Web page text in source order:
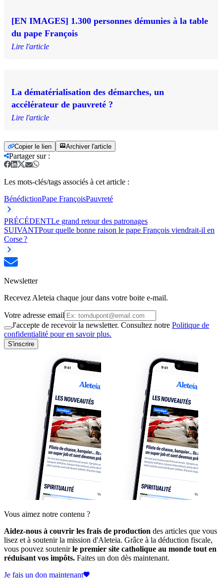
[EN IMAGES] 1.300 personnes démunies à la table
du pape François
Lire l'article
La dématérialisation des démarches, un
accélérateur de pauvreté ?
Lire l'article
Copier le lien Archiver l'article
Partager sur:
Les mots-clés/tags associés à cet article :
BénédictionPape FrançoisPauvreté
PRÉCÉDENTLe grand retour des patronages
SUIVANTPour quelle bonne raison le pape François viendrait-il en
Corse ?
Newsletter
Recevez Aleteia chaque jour dans votre boite e-mail.
Votre adresse email
J'accepte de recevoir la newsletter. Consultez notre Politique de
confidentialité pour en savoir plus.
S'inscrire
Vous aimez notre contenu ?
Aidez-nous à couvrir les frais de production des articles que vous
lisez et à soutenir la mission d'Aleteia. Grâce à la déduction fiscale,
vous pouvez soutenirle premier site catholique au monde tout en
réduisant vos impôts. Faites un don dès maintenant.
Je fais un don maintenant